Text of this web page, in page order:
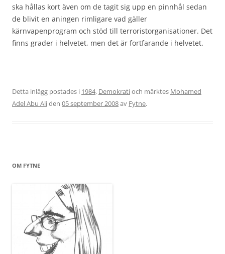
ska hållas kort även om de tagit sig upp en pinnhål sedan
de blivit en aningen rimligare vad gäller
kärnvapenprogram och stöd till terroristorganisationer. Det
finns grader i helvetet, men det är fortfarande i helvetet.
Detta inlägg postades i 1984, Demokratioch märktes Mohamed
Adel Abu Aliden 05 september 2008av Fytne.
OM FYTNE